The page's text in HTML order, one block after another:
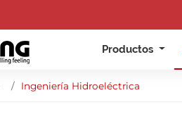
Productos
Ingeniería Hidroeléctrica